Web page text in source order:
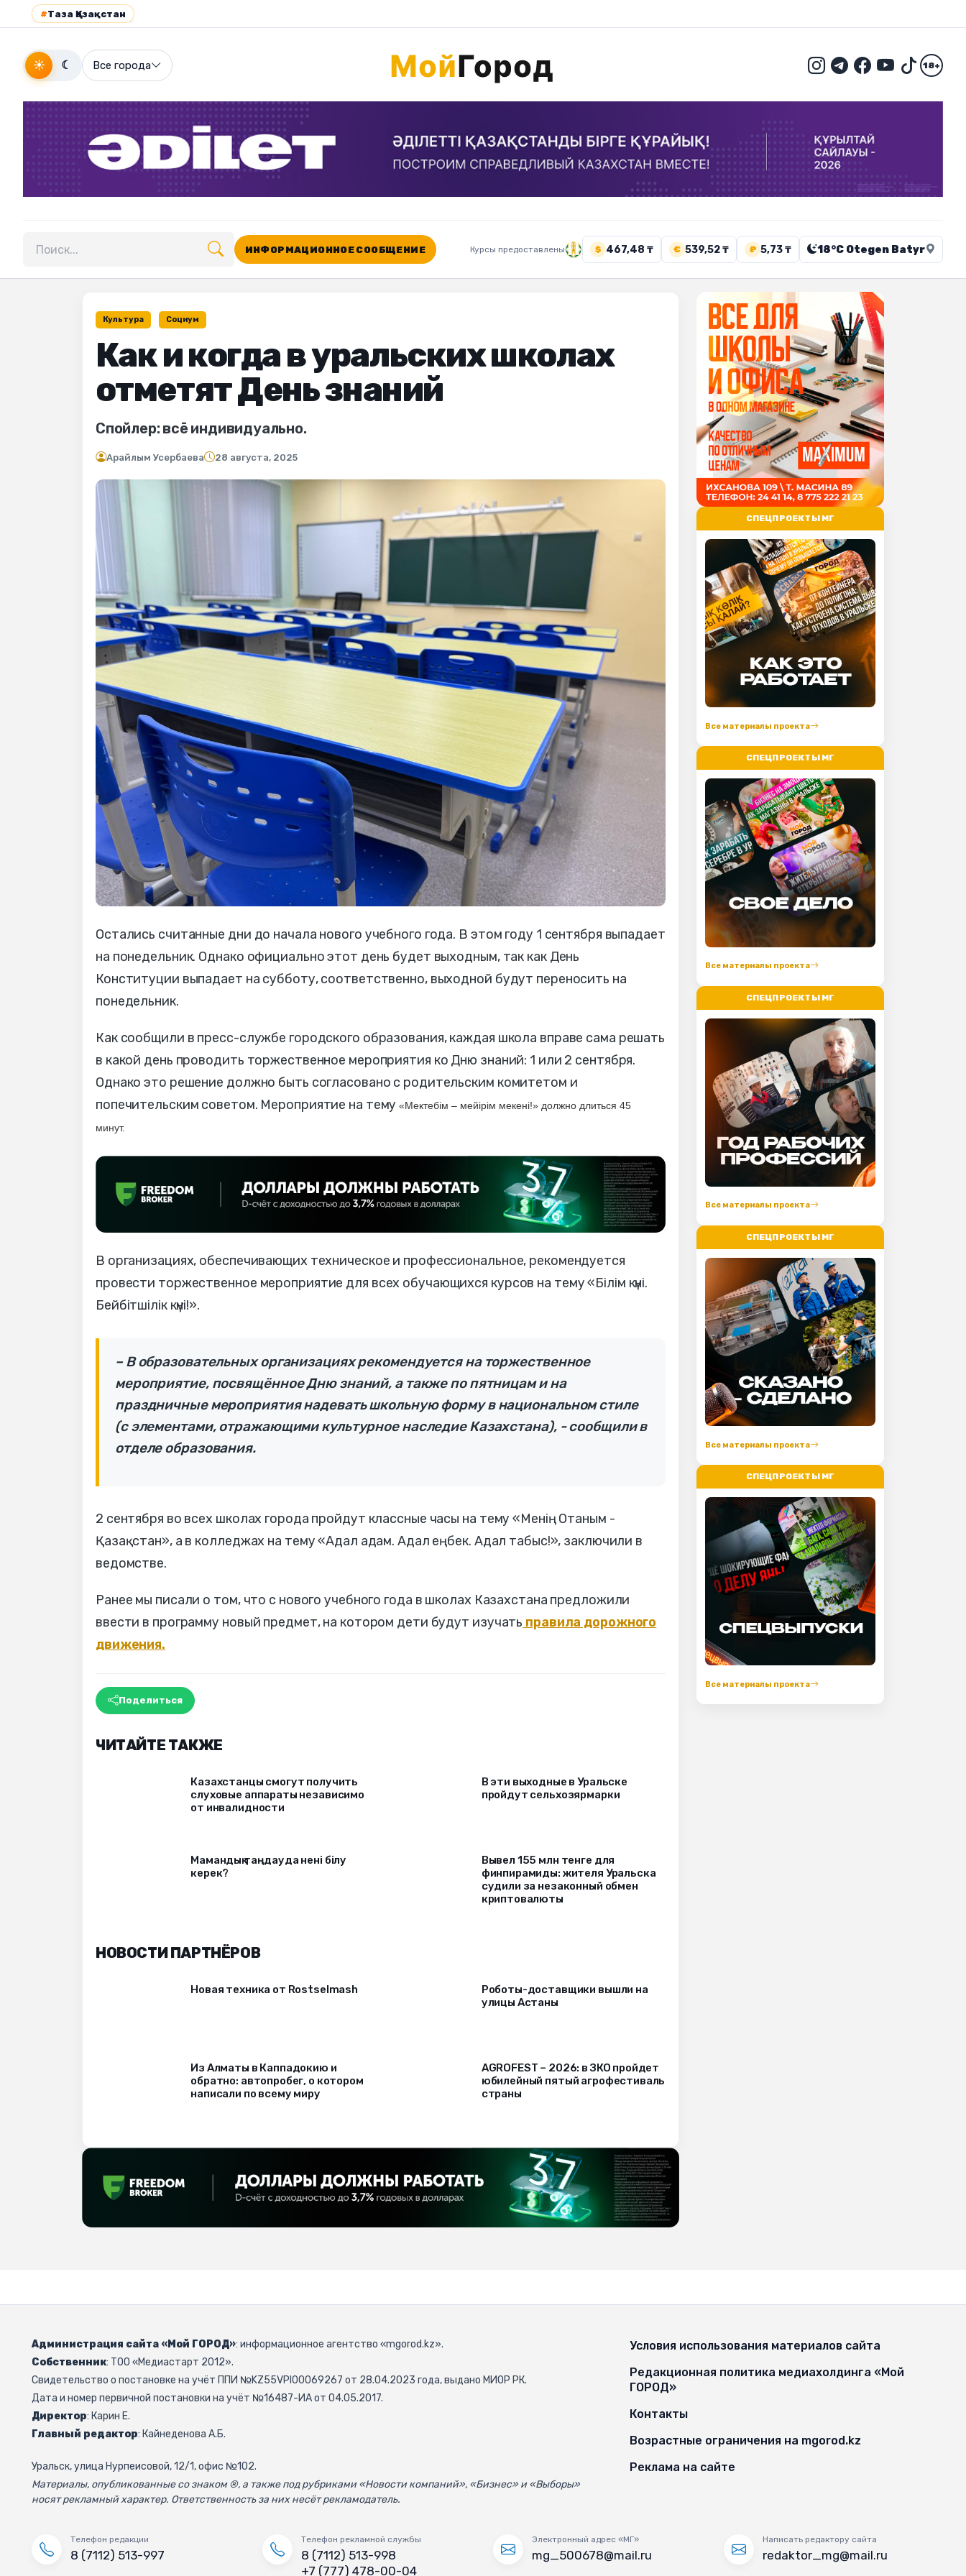
#Таза Қазақстан
☀ ☾ Все города 18+
Поиск по сайту
ИНФОРМАЦИОННОЕ СООБЩЕНИЕ Курсы предоставлены $ 467,48 ₸ € 539,52 ₸ ₽ 5,73 ₸ 18°C Otegen Batyr
Культура Социум
Как и когда в уральских школах
отметят День знаний
Спойлер: всё индивидуально.
Арайлым Усербаева 28 августа, 2025
Остались считанные дни до начала нового учебного года. В этом году 1 сентября выпадает
на понедельник. Однако официально этот день будет выходным, так как День
Конституции выпадает на субботу, соответственно, выходной будут переносить на
понедельник.
Как сообщили в пресс-службе городского образования, каждая школа вправе сама решать
в какой день проводить торжественное мероприятия ко Дню знаний: 1 или 2 сентября.
Однако это решение должно быть согласовано с родительским комитетом и
попечительским советом. Мероприятие на тему«Мектебім – мейірім мекені!» должно длиться 45
минут.
В организациях, обеспечивающих техническое и профессиональное, рекомендуется
провести торжественное мероприятие для всех обучающихся курсов на тему «Білім күні.
Бейбітшілік күні!».
– В образовательных организациях рекомендуется на торжественное
мероприятие, посвящённое Дню знаний, а также по пятницам и на
праздничные мероприятия надевать школьную форму в национальном стиле
(с элементами, отражающими культурное наследие Казахстана), - сообщили в
отделе образования.
2 сентября во всех школах города пройдут классные часы на тему «Менің Отаным -
Қазақстан», а в колледжах на тему «Адал адам. Адал еңбек. Адал табыс!», заключили в
ведомстве.
Ранее мы писали о том, что с нового учебного года в школах Казахстана предложили
ввести в программу новый предмет, на котором дети будут изучать правила дорожного
движения.
Поделиться
ЧИТАЙТЕ ТАКЖЕ
Казахстанцы смогут получить
слуховые аппараты независимо
от инвалидности
В эти выходные в Уральске
пройдут сельхозярмарки
Мамандық таңдауда нені білу
керек?
Вывел 155 млн тенге для
финпирамиды: жителя Уральска
судили за незаконный обмен
криптовалюты
НОВОСТИ ПАРТНЁРОВ
Новая техника от Rostselmash
Роботы-доставщики вышли на
улицы Астаны
Из Алматы в Каппадокию и
обратно: автопробег, о котором
написали по всему миру
AGROFEST – 2026: в ЗКО пройдет
юбилейный пятый агрофестиваль
страны
СПЕЦПРОЕКТЫ МГ
Все материалы проекта
СПЕЦПРОЕКТЫ МГ
Все материалы проекта
СПЕЦПРОЕКТЫ МГ
Все материалы проекта
СПЕЦПРОЕКТЫ МГ
Все материалы проекта
СПЕЦПРОЕКТЫ МГ
Все материалы проекта
Администрация сайта «Мой ГОРОД»: информационное агентство «mgorod.kz».
Собственник: ТОО «Медиастарт 2012».
Свидетельство о постановке на учёт ППИ №KZ55VPI00069267 от 28.04.2023 года, выдано МИОР РК.
Дата и номер первичной постановки на учёт №16487-ИА от 04.05.2017.
Директор: Карин Е.
Главный редактор: Кайнеденова А.Б.
Уральск, улица Нурпеисовой, 12/1, офис №102.
Материалы, опубликованные со знаком ®, а также под рубриками «Новости компаний», «Бизнес» и «Выборы»
носят рекламный характер. Ответственность за них несёт рекламодатель.
Условия использования материалов сайта
Редакционная политика медиахолдинга «Мой
ГОРОД»
Контакты
Возрастные ограничения на mgorod.kz
Реклама на сайте
Телефон редакции
8 (7112) 513-997
Телефон рекламной службы
8 (7112) 513-998
+7 (777) 478-00-04
Электронный адрес «МГ»
mg_500678@mail.ru
Написать редактору сайта
redaktor_mg@mail.ru